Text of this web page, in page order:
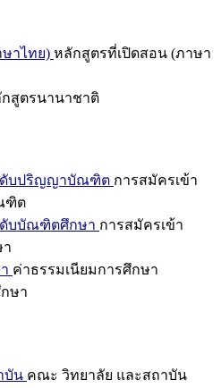
าไทย) หลักสูตรที่เปิดสอน (ภาษา
สูตรนานาชาติ
ดับปริญญาบัณฑิต การสมัครเข้า
ฑิต
ดับบัณฑิตศึกษา การสมัครเข้า
ค่าธรรมเนียมการศึกษา
ษา
บัน คณะ วิทยาลัย และสถาบัน